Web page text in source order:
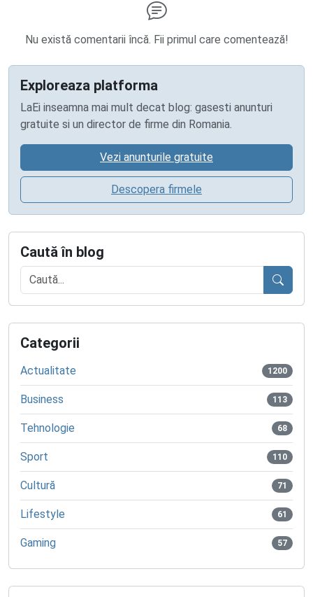
Nu există comentarii încă. Fii primul care comentează!
Exploreaza platforma
LaEi inseamna mai mult decat blog: gasesti anunturi
gratuite si un director de firme din Romania.
Vezi anunturile gratuite
Descopera firmele
Caută în blog
Caută
Categorii
Actualitate 1200
Business 113
Tehnologie 68
Sport 110
Cultură 71
Lifestyle 61
Gaming 57